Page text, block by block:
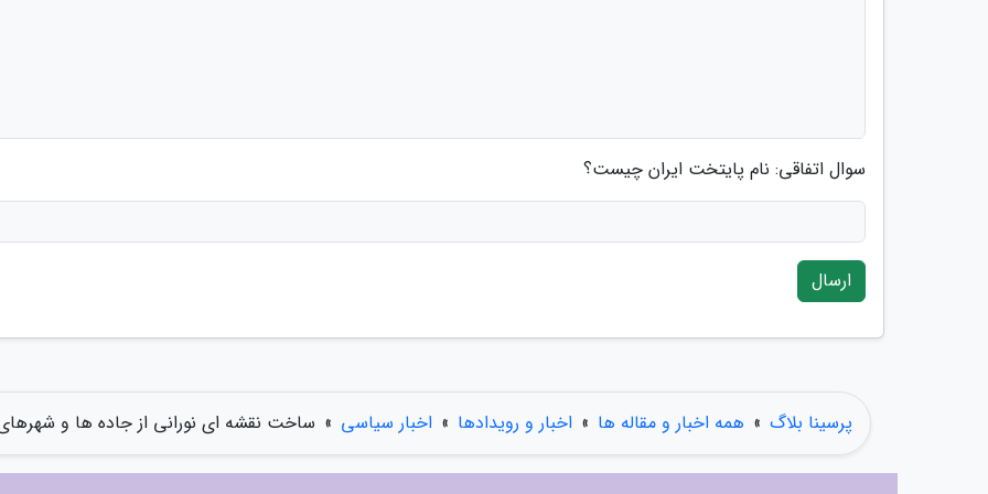
سوال اتفاقی: نام پایتخت ایران چیست؟
ارسال
پرسینا بلاگ » همه اخبار و مقاله ها » اخبار و رویدادها » اخبار سیاسی » ساخت نقشه ای نورانی از جاده ها و